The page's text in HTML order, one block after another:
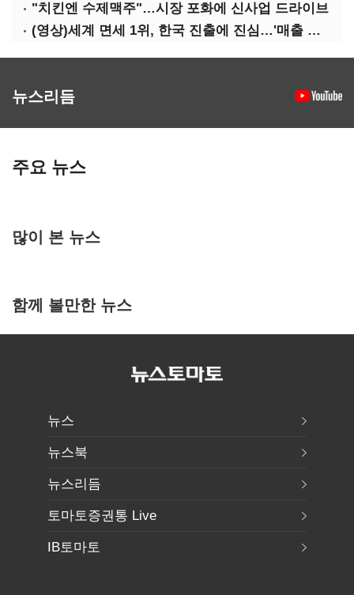
"치킨엔 수제맥주"…시장 포화에 신사업 드라이브
(영상)세계 면세 1위, 한국 진출에 진심…'매출 증빙' 물어봤다
뉴스리듬
주요 뉴스
많이 본 뉴스
함께 볼만한 뉴스
뉴스
뉴스북
뉴스리듬
토마토증권통 Live
IB토마토